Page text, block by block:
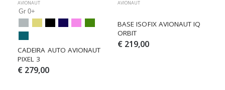
AVIONAUT
Gr 0+
CADEIRA AUTO AVIONAUT
PIXEL 3
€ 279,00
AVIONAUT
BASE ISOFIX AVIONAUT IQ
ORBIT
€ 219,00